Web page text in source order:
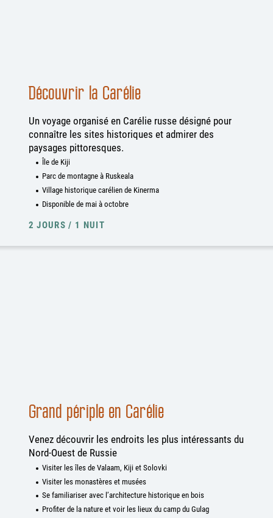
Découvrir la Carélie
Un voyage organisé en Carélie russe désigné pour
connaître les sites historiques et admirer des
paysages pittoresques.
Île de Kiji
Parc de montagne à Ruskeala
Village historique carélien de Kinerma
Disponible de mai à octobre
2 JOURS / 1 NUIT
Grand périple en Carélie
Venez découvrir les endroits les plus intéressants du
Nord-Ouest de Russie
Visiter les îles de Valaam, Kiji et Solovki
Visiter les monastères et musées
Se familiariser avec l’architecture historique en bois
Profiter de la nature et voir les lieux du camp du Gulag